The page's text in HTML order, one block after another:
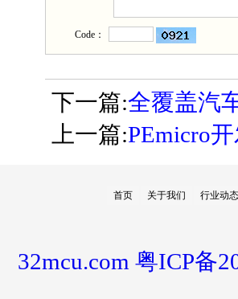
Code：
下一篇:全覆盖汽
上一篇:PEmicro
首页 关于我们 行业动态
32mcu.com 粤ICP备